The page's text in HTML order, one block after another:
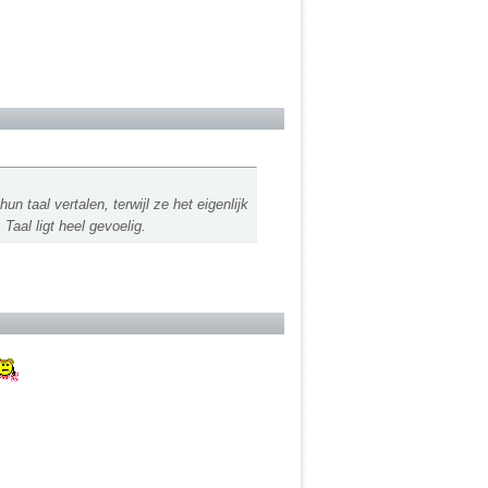
taal vertalen, terwijl ze het eigenlijk
Taal ligt heel gevoelig.